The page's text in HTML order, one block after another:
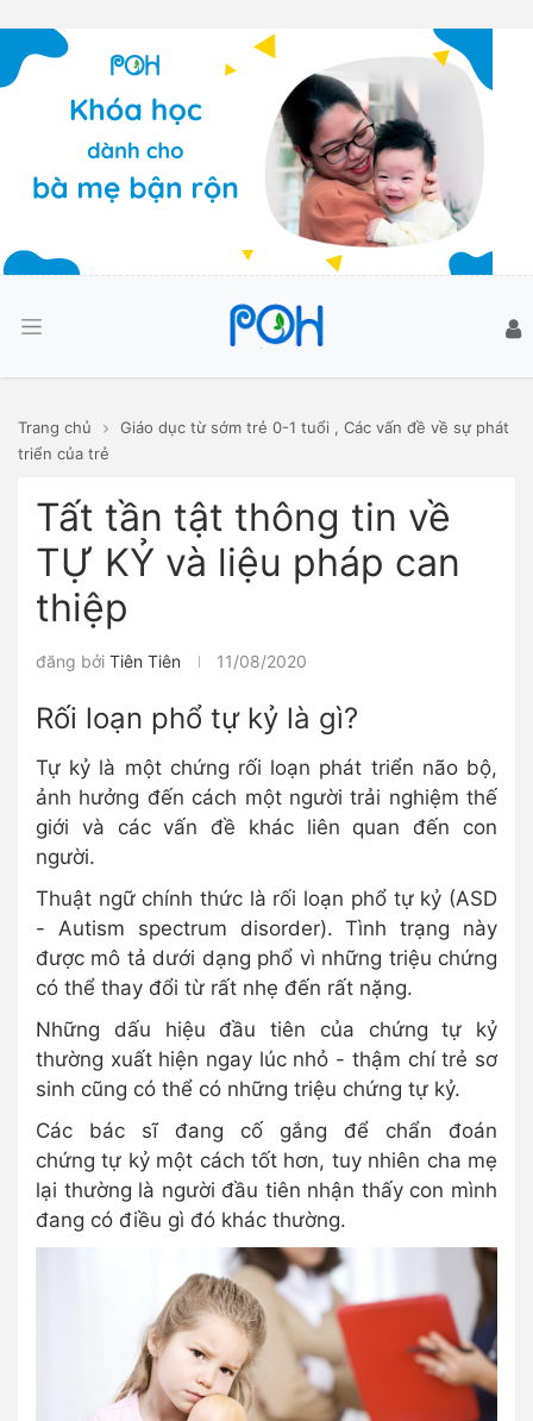
Trang chủ Giáo dục từ sớm trẻ 0-1 tuổi , Các vấn đề về sự phát
triển của trẻ
Tất tần tật thông tin về
TỰ KỶ và liệu pháp can
thiệp
đăng bởi Tiên Tiên 11/08/2020
Rối loạn phổ tự kỷ là gì?
Tự kỷ là một chứng rối loạn phát triển não bộ,
ảnh hưởng đến cách một người trải nghiệm thế
giới và các vấn đề khác liên quan đến con
người.
Thuật ngữ chính thức là rối loạn phổ tự kỷ (ASD
- Autism spectrum disorder). Tình trạng này
được mô tả dưới dạng phổ vì những triệu chứng
có thể thay đổi từ rất nhẹ đến rất nặng.
Những dấu hiệu đầu tiên của chứng tự kỷ
thường xuất hiện ngay lúc nhỏ - thậm chí trẻ sơ
sinh cũng có thể có những triệu chứng tự kỷ.
Các bác sĩ đang cố gắng để chẩn đoán
chứng tự kỷ một cách tốt hơn, tuy nhiên cha mẹ
lại thường là người đầu tiên nhận thấy con mình
đang có điều gì đó khác thường.